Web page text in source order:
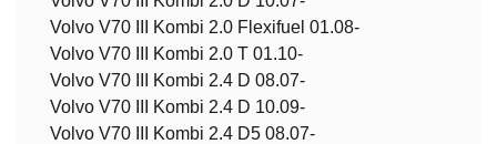
Volvo V70 III Kombi 2.0 Flexifuel 01.08-
Volvo V70 III Kombi 2.0 T 01.10-
Volvo V70 III Kombi 2.4 D 08.07-
Volvo V70 III Kombi 2.4 D 10.09-
Volvo V70 III Kombi 2.4 D5 08.07-